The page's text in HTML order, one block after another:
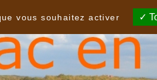
vous souhaitez activer